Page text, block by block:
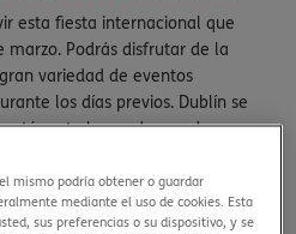
esta fiesta internacional que
Podrás disfrutar de la
variedad de eventos
los días previos. Dublín se
tú no te lo puedes perder.
que vivir al menos una vez en la
y música en directote
mismo podría obtener o guardar
mediante el uso de cookies. Esta
sus preferencias o su dispositivo, y se